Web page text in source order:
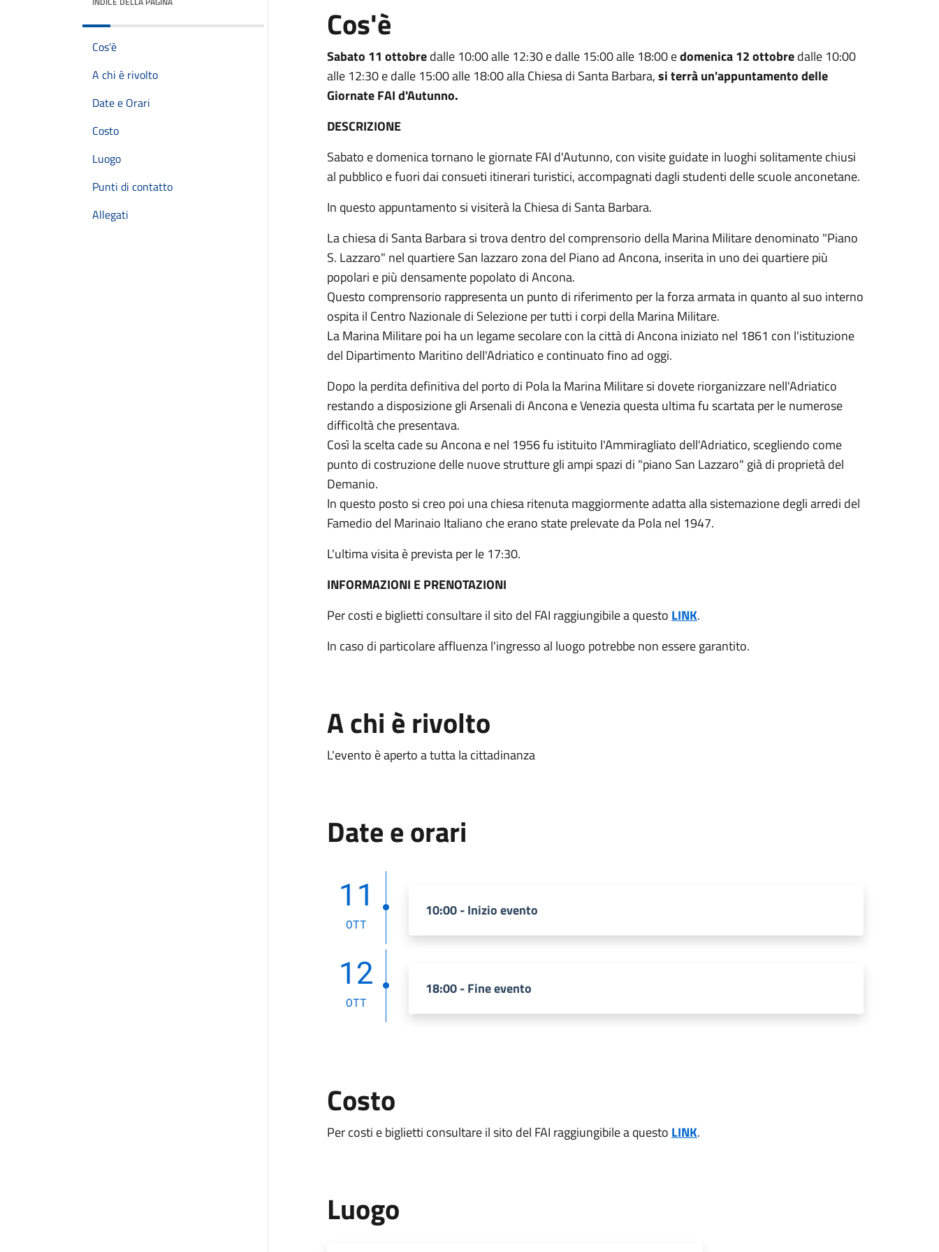
Cos'è
A chi è rivolto
Date e Orari
Costo
Luogo
Punti di contatto
Allegati
Cos'è
Sabato 11 ottobredalle 10:00 alle 12:30 e dalle 15:00 alle 18:00 edomenica 12 ottobredalle 10:00
alle 12:30 e dalle 15:00 alle 18:00 alla Chiesa di Santa Barbara,si terrà un'appuntamento delle
Giornate FAI d'Autunno.
DESCRIZIONE
Sabato e domenica tornano le giornate FAI d'Autunno, con visite guidate in luoghi solitamente chiusi
al pubblico e fuori dai consueti itinerari turistici, accompagnati dagli studenti delle scuole anconetane.
In questo appuntamento si visiterà la Chiesa di Santa Barbara.
La chiesa di Santa Barbara si trova dentro del comprensorio della Marina Militare denominato "Piano
S. Lazzaro" nel quartiere San lazzaro zona del Piano ad Ancona, inserita in uno dei quartiere più
popolari e più densamente popolato di Ancona.
Questo comprensorio rappresenta un punto di riferimento per la forza armata in quanto al suo interno
ospita il Centro Nazionale di Selezione per tutti i corpi della Marina Militare.
La Marina Militare poi ha un legame secolare con la città di Ancona iniziato nel 1861 con l'istituzione
del Dipartimento Maritino dell'Adriatico e continuato fino ad oggi.
Dopo la perdita definitiva del porto di Pola la Marina Militare si dovete riorganizzare nell'Adriatico
restando a disposizione gli Arsenali di Ancona e Venezia questa ultima fu scartata per le numerose
difficoltà che presentava.
Così la scelta cade su Ancona e nel 1956 fu istituito l'Ammiragliato dell'Adriatico, scegliendo come
punto di costruzione delle nuove strutture gli ampi spazi di "piano San Lazzaro" già di proprietà del
Demanio.
In questo posto si creo poi una chiesa ritenuta maggiormente adatta alla sistemazione degli arredi del
Famedio del Marinaio Italiano che erano state prelevate da Pola nel 1947.
L'ultima visita è prevista per le 17:30.
INFORMAZIONI E PRENOTAZIONI
Per costi e biglietti consultare il sito del FAI raggiungibile a questo LINK.
In caso di particolare affluenza l'ingresso al luogo potrebbe non essere garantito.
A chi è rivolto
L'evento è aperto a tutta la cittadinanza
Date e orari
11
OTT
10:00 - Inizio evento
12
OTT
18:00 - Fine evento
Costo
Per costi e biglietti consultare il sito del FAI raggiungibile a questo LINK.
Luogo